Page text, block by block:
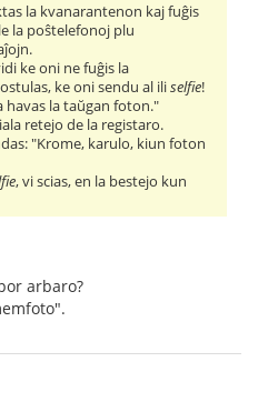
la kvanarantenon kaj fuĝis
la poŝtelefonoj plu
ke oni ne fuĝis la
ke oni sendu al iliselfie!
havas la taŭgan foton."
retejo de la registaro.
"Krome, karulo, kiun foton
, vi scias, en la bestejo kun
arbaro?